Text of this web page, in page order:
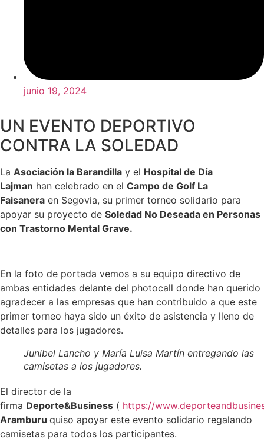
junio 19, 2024
UN EVENTO DEPORTIVO
CONTRA LA SOLEDAD
La Asociación la Barandilla y el Hospital de Día
Lajman han celebrado en el Campo de Golf La
Faisanera en Segovia, su primer torneo solidario para
apoyar su proyecto de Soledad No Deseada en Personas
con Trastorno Mental Grave.
En la foto de portada vemos a su equipo directivo de
ambas entidades delante del photocall donde han querido
agradecer a las empresas que han contribuido a que este
primer torneo haya sido un éxito de asistencia y lleno de
detalles para los jugadores.
Junibel Lancho y María Luisa Martín entregando las
camisetas a los jugadores.
El director de la
firma Deporte&Business ( https://
Aramburu quiso apoyar este evento solidario regalando
camisetas para todos los participantes.